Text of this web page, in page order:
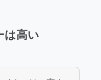
は高い